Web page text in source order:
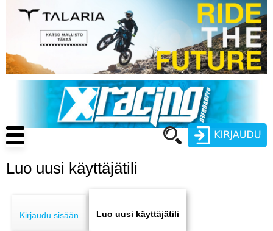
pääsisältöön
Käyttäjätunnus
Main
navigation
ENDURO
Luo uusi käyttäjätili
tabs
Kirjaudu sisään Luo uusi käyttäjätili